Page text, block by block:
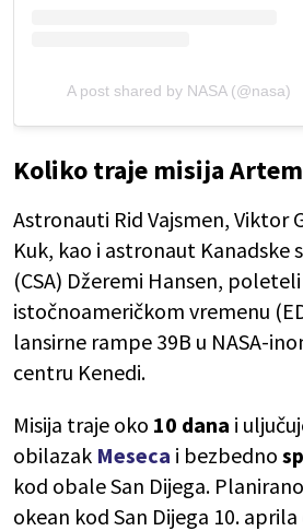
A post shared by NASA (@nasa)
Koliko traje misija
Astronauti Rid Vajsmen, Viktor
Kuk, kao i astronaut Kanadske
(CSA) Džeremi Hansen,
istočnoameričkom vremenu
lansirne rampe 39B u NASA-
centru Kenedi.
Misija traje oko 10 dana i
obilazak Meseca i bezbedno
kod obale San Dijega.
okean kod San Dijega 10.